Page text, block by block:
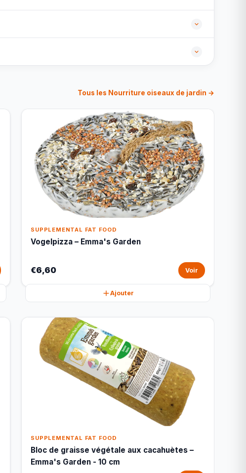
Tous les Nourriture oiseaux de jardin →
SUPPLEMENTAL FAT FOOD
Vogelpizza – Emma's Garden
€6,60 Voir
Ajouter
SUPPLEMENTAL FAT FOOD
Bloc de graisse végétale aux cacahuètes –
Emma's Garden - 10 cm